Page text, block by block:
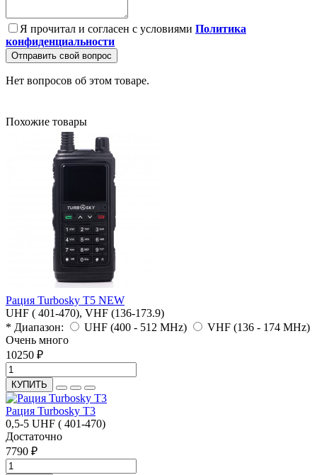
Я прочитал и согласен с условиями Политика
конфиденциальности
Отправить свой вопрос
Нет вопросов об этом товаре.
Похожие товары
Рация Turbosky T5 NEW
UHF ( 401-470), VHF (136-173.9)
* Диапазон:
UHF (400 - 512 MHz)
VHF (136 - 174 MHz)
Очень много
10250 ₽
КУПИТЬ
Рация Turbosky T3
0,5-5 UHF ( 401-470)
Достаточно
7790 ₽